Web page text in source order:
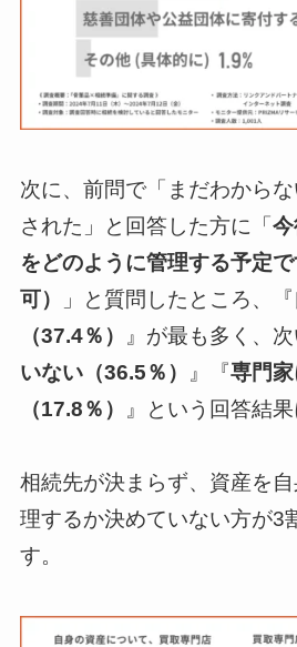
次に、前問で「まだわから
された」と回答した方に「
をどのように管理する予定
可）
」と質問したところ、『
（37.4％） 』が最も多く、
いない（36.5％） 』『専門
（17.8％） 』という回答結果
相続先が決まらず、資産を
理するか決めていない方が3
す。